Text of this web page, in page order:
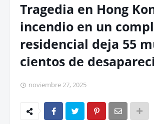
Tragedia en Hong
incendio en un
residencial deja 55
cientos de
noviembre 27, 2025